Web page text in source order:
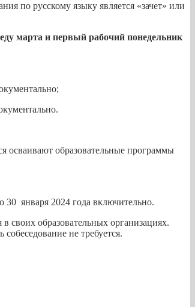
по русскому языку является «зачет» или
марта и первый рабочий понедельник
осваивают образовательные программы
30 января 2024 года включительно.
своих образовательных организациях.
не требуется.